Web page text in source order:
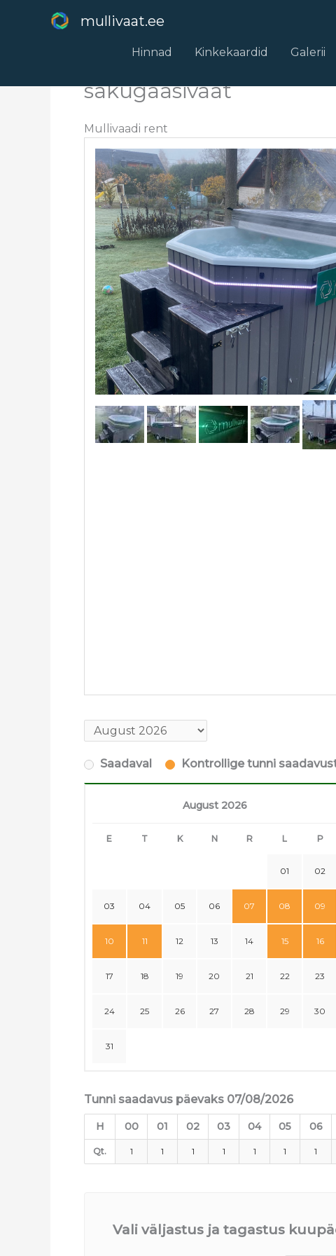
mullivaat.ee
Hinnad Kinkekaardid Galerii
sakugaasivaat
Mullivaadi rent
Saadaval Kontrollige tunni
August 2026
E T K N R L P
01 02
03 04 05 06 07 08 09
10 11 12 13 14 15 16
17 18 19 20 21 22 23
24 25 26 27 28 29 30
31
Tunni saadavus päevaks 07/08/2026
H 00 01 02 03 04 05 06
Qt. 1 1 1 1 1 1 1
Vali väljastus ja tagastus